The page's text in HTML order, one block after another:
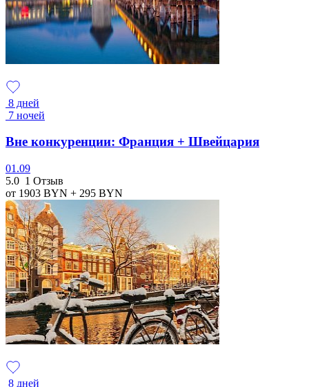
8 дней
7 ночей
Вне конкуренции: Франция + Швейцария
01.09
5.0 1 Отзыв
от 1903 BYN + 295 BYN
8 дней